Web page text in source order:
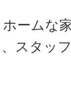
ームな
スタッ